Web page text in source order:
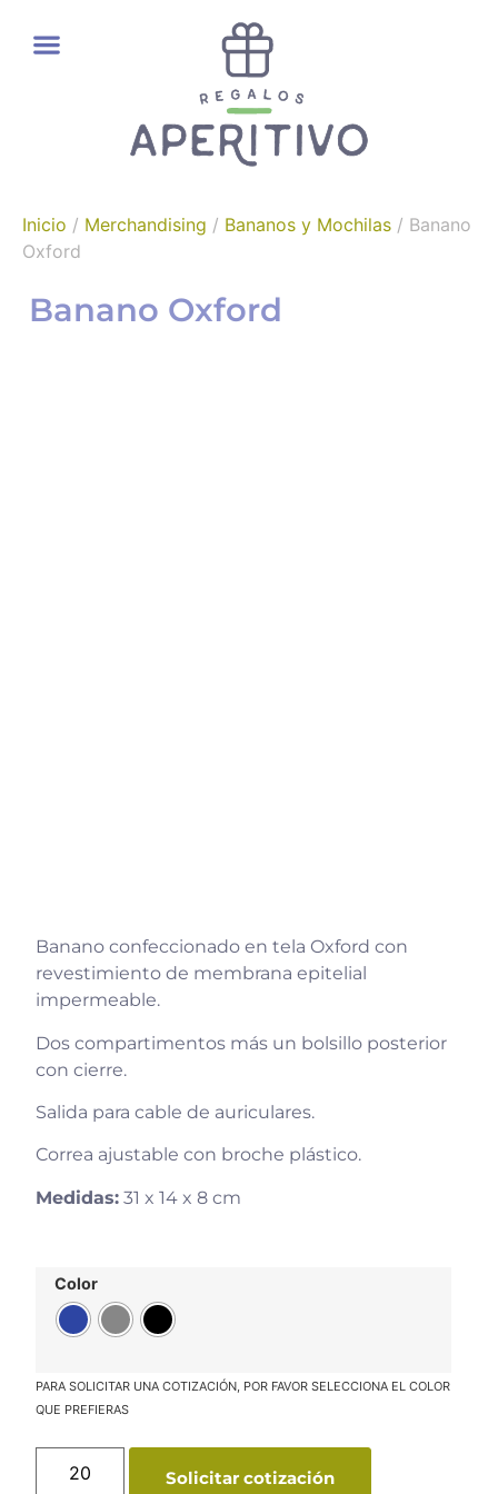
Inicio / Merchandising / Bananos y Mochilas / Banano
Oxford
Banano Oxford
Banano confeccionado en tela Oxford con
revestimiento de membrana epitelial
impermeable.
Dos compartimentos más un bolsillo posterior
con cierre.
Salida para cable de auriculares.
Correa ajustable con broche plástico.
Medidas: 31 x 14 x 8 cm
Color
Solicitar cotización